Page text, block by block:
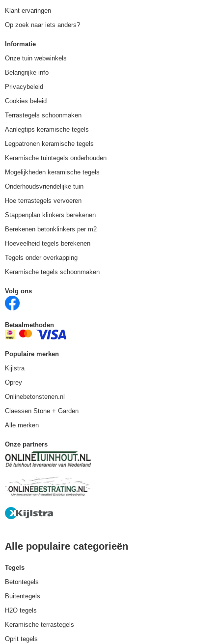
Klant ervaringen
Op zoek naar iets anders?
Informatie
Onze tuin webwinkels
Belangrijke info
Privacybeleid
Cookies beleid
Terrastegels schoonmaken
Aanlegtips keramische tegels
Legpatronen keramische tegels
Keramische tuintegels onderhouden
Mogelijkheden keramische tegels
Onderhoudsvriendelijke tuin
Hoe terrastegels vervoeren
Stappenplan klinkers berekenen
Berekenen betonklinkers per m2
Hoeveelheid tegels berekenen
Tegels onder overkapping
Keramische tegels schoonmaken
Volg ons
Betaalmethoden
Populaire merken
Kijlstra
Oprey
Onlinebetonstenen.nl
Claessen Stone + Garden
Alle merken
Onze partners
Alle populaire categorieën
Tegels
Betontegels
Buitentegels
H2O tegels
Keramische terrastegels
Oprit tegels